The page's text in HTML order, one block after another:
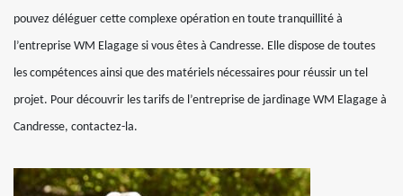
pouvez déléguer cette complexe opération en toute tranquillité à
l’entreprise WM Elagage si vous êtes à Candresse. Elle dispose de toutes
les compétences ainsi que des matériels nécessaires pour réussir un tel
projet. Pour découvrir les tarifs de l’entreprise de jardinage WM Elagage à
Candresse, contactez-la.